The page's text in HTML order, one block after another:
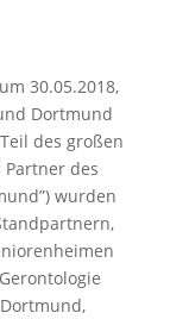
30.05.2018,
Dortmund
des großen
des
wurden